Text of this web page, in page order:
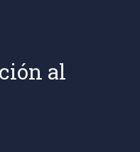
al